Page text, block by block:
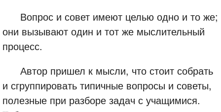
Вопрос и совет имеют целью одно и то же;
они вызывают один и тот же мыслительный
процесс.
Автор пришел к мысли, что стоит собрать
и сгруппировать типичные вопросы и советы,
полезные при разборе задач с учащимися.